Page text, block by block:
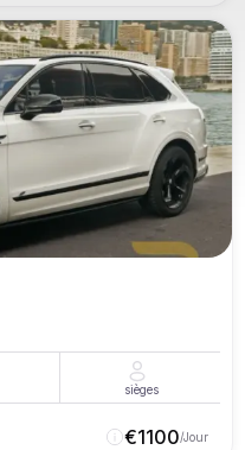
sièges
€1100/Jour